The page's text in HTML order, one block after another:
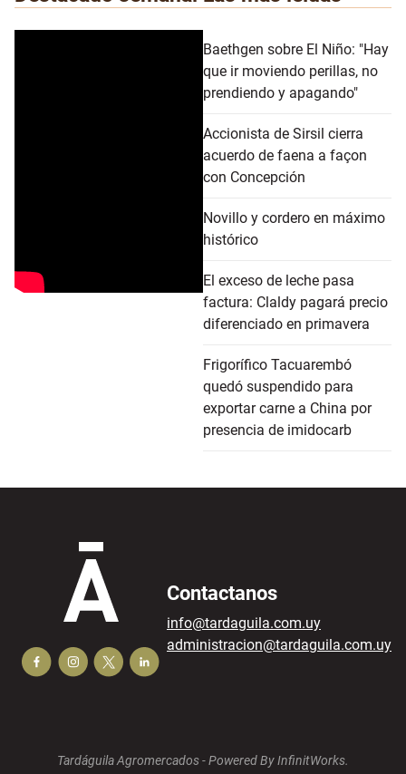
Baethgen sobre El Niño: "Hay
que ir moviendo perillas, no
prendiendo y apagando"
Accionista de Sirsil cierra
acuerdo de faena a façon
con Concepción
Novillo y cordero en máximo
histórico
El exceso de leche pasa
factura: Claldy pagará precio
diferenciado en primavera
Frigorífico Tacuarembó
quedó suspendido para
exportar carne a China por
presencia de imidocarb
Contactanos
info@tardaguila.com.uy
administracion@tardaguila.com.uy
Tardáguila Agromercados -Powered By InfinitWorks.